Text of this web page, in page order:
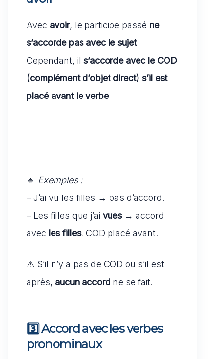
Avec avoir, le participe passé ne
s’accorde pas avec le sujet.
Cependant, il s’accorde avec le COD
(complément d’objet direct) s’il est
placé avant le verbe.
🔹 Exemples :
– J’ai vu les filles → pas d’accord.
– Les filles que j’ai vues→ accord
avec les filles, COD placé avant.
⚠️ S’il n’y a pas de COD ou s’il est
après, aucun accord ne se fait.
3️⃣ Accord avec lesverbes
pronominaux